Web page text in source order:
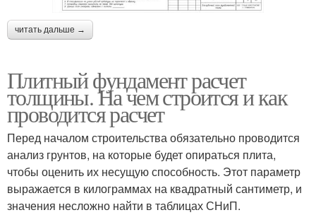
читать дальше →
Плитный фундамент расчет
толщины. На чем строится и как
проводится расчет
Перед началом строительства обязательно проводится
анализ грунтов, на которые будет опираться плита,
чтобы оценить их несущую способность. Этот параметр
выражается в килограммах на квадратный сантиметр, и
значения несложно найти в таблицах СНиП.